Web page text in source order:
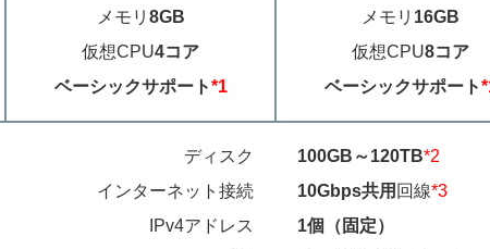
メモリ 8GB
仮想CPU4コア
ベーシックサポート*1
メモリ 16GB
仮想CPU8コア
ベーシックサポート
ディスク 100GB～120TB*2
インターネット接続
10Gbps共用 回線*3
IPv4アドレス
1個（固定）